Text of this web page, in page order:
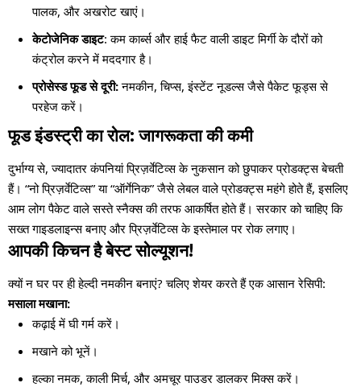
पालक, और अखरोट खाएं।
केटोजेनिक डाइट: कम कार्ब्स और हाई फैट वाली डाइट मिर्गी के दौरों को
कंट्रोल करने में मददगार है।
प्रोसेस्ड फूड से दूरी:नमकीन, चिप्स, इंस्टेंट नूडल्स जैसे पैकेट फूड्स से
परहेज करें।
फूड इंडस्ट्री का रोल: जागरूकता की कमी
दुर्भाग्य से, ज्यादातर कंपनियां प्रिज़र्वेटिव्स के नुकसान को छुपाकर प्रोडक्ट्स बेचती
हैं। “नो प्रिज़र्वेटिव्स” या “ऑर्गेनिक” जैसे लेबल वाले प्रोडक्ट्स महंगे होते हैं, इसलिए
आम लोग पैकेट वाले सस्ते स्नैक्स की तरफ आकर्षित होते हैं। सरकार को चाहिए कि
सख्त गाइडलाइन्स बनाए और प्रिज़र्वेटिव्स के इस्तेमाल पर रोक लगाए।
आपकी किचन है बेस्ट सोल्यूशन!
क्यों न घर पर ही हेल्दी नमकीन बनाएं? चलिए शेयर करते हैं एक आसान रेसिपी:
मसाला मखाना:
कढ़ाई में घी गर्म करें।
मखाने को भूनें।
हल्का नमक, काली मिर्च, और अमचूर पाउडर डालकर मिक्स करें।